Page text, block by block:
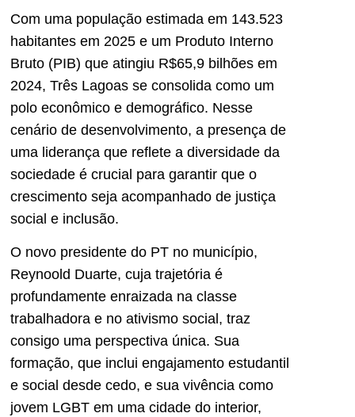
Com uma população estimada em 143.523
habitantes em 2025 e um Produto Interno
Bruto (PIB) que atingiu R$65,9 bilhões em
2024, Três Lagoas se consolida como um
polo econômico e demográfico. Nesse
cenário de desenvolvimento, a presença de
uma liderança que reflete a diversidade da
sociedade é crucial para garantir que o
crescimento seja acompanhado de justiça
social e inclusão.
O novo presidente do PT no município,
Reynoold Duarte, cuja trajetória é
profundamente enraizada na classe
trabalhadora e no ativismo social, traz
consigo uma perspectiva única. Sua
formação, que inclui engajamento estudantil
e social desde cedo, e sua vivência como
jovem LGBT em uma cidade do interior,